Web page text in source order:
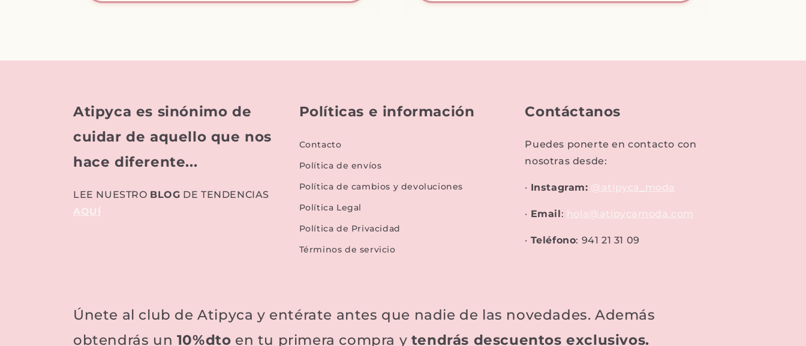
Atipyca es sinónimo de
cuidar de aquello que nos
hace diferente...
LEE NUESTRO BLOG DE TENDENCIAS
AQUÍ
Políticas e información
Contacto
Política de envíos
Política de cambios y devoluciones
Política Legal
Política de Privacidad
Términos de servicio
Contáctanos
Puedes ponerte en contacto con
nosotras desde:
· Instagram: @atipyca_moda
· Email: hola@atipycamoda.com
· Teléfono: 941 21 31 09
Únete al club de Atipyca y entérate antes que nadie de las novedades. Además
obtendrás un 10%dto en tu primera compra y tendrás descuentos exclusivos.